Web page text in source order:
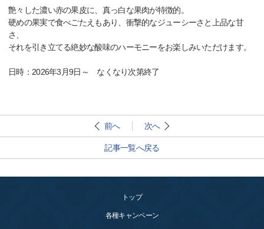
艶々した濃い赤の果皮に、真っ白な果肉が特徴的。
硬めの果実で食べごたえもあり、衝撃的なジューシーさと上品な甘
さ、
それを引き立てる絶妙な酸味のハーモニーをお楽しみいただけます。
日時：2026年3月9日～ なくなり次第終了
前へ 次へ
記事一覧へ戻る
トップ
各種キャンペーン